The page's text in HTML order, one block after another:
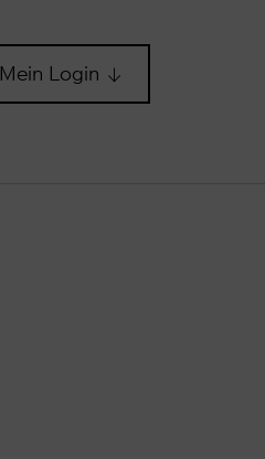
Mein Login